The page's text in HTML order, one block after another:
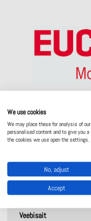
Asutatud
Alates aastast
Tootmiskohad
Võrk
Veebisait
We use cookies
We may place these for analysis of
personalised content and to give you
the cookies we use open the settings.
No, adjust
Accept